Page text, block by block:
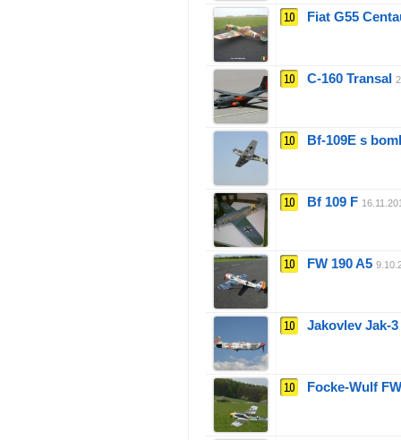
10 Fiat G55
10 C-160 Transal
10 Bf-109E s
10 Bf 109 F
10 FW 190 A5
10 Jakovlev Jak-3
10 Focke-Wulf